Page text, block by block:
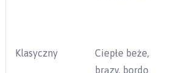
Klasyczny
Ciepłe beże,
brązy, bordo